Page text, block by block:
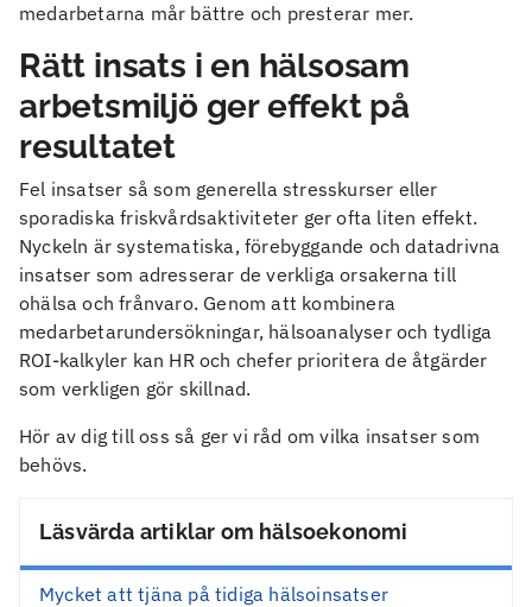
medarbetarna mår bättre och presterar mer.
Rätt insats i en hälsosam
arbetsmiljö ger effekt på
resultatet
Fel insatser så som generella stresskurser eller
sporadiska friskvårdsaktiviteter ger ofta liten effekt.
Nyckeln är systematiska, förebyggande och datadrivna
insatser som adresserar de verkliga orsakerna till
ohälsa och frånvaro. Genom att kombinera
medarbetarundersökningar, hälsoanalyser och tydliga
ROI-kalkyler kan HR och chefer prioritera de åtgärder
som verkligen gör skillnad.
Hör av dig till oss så ger vi råd om vilka insatser som
behövs.
Läsvärda artiklar om hälsoekonomi
Mycket att tjäna på tidiga hälsoinsatser